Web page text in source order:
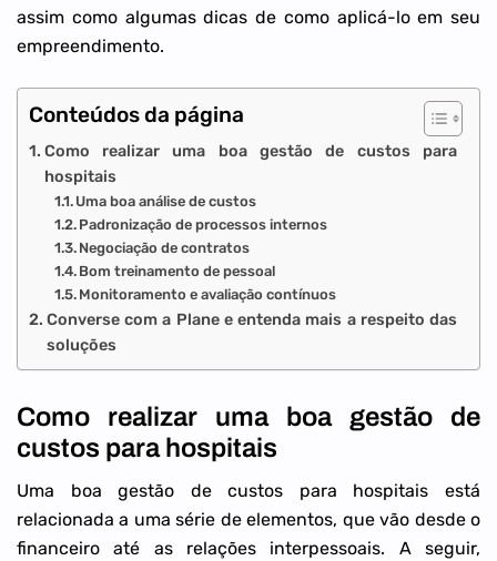
assim como algumas dicas de como aplicá-lo em seu
empreendimento.
Conteúdos da página
Como realizar uma boa gestão de custos para
hospitais
Uma boa análise de custos
Padronização de processos internos
Negociação de contratos
Bom treinamento de pessoal
Monitoramento e avaliação contínuos
Converse com a Plane e entenda mais a respeito das
soluções
Como realizar uma boa gestão de
custos para hospitais
Uma boa gestão de custos para hospitais está
relacionada a uma série de elementos, que vão desde o
financeiro até as relações interpessoais. A seguir,